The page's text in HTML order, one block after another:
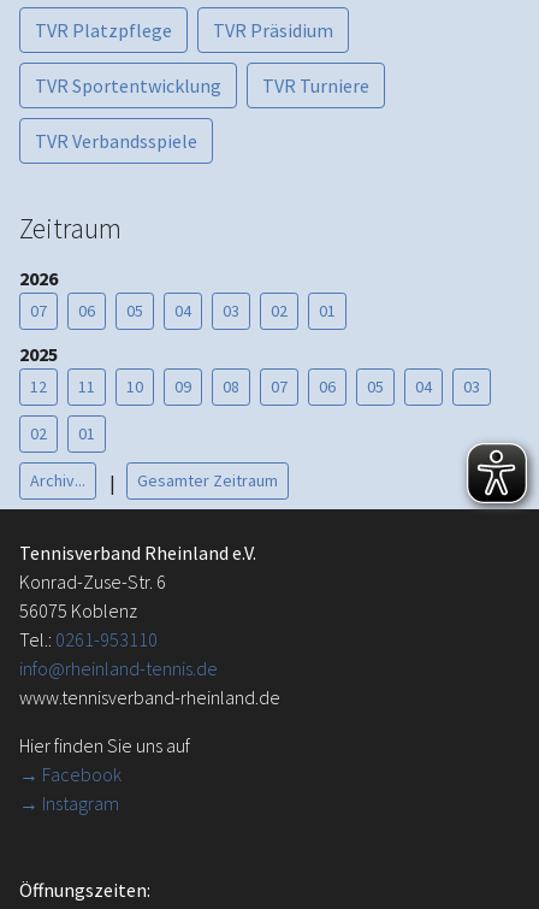
TVR Platzpflege TVR Präsidium
TVR Sportentwicklung TVR Turniere
TVR Verbandsspiele
Zeitraum
2026
07 06 05 04 03 02 01
2025
12 11 10 09 08 07 06 05 04 03
02 01
Archiv... | Gesamter Zeitraum
Tennisverband Rheinland e.V.
Konrad-Zuse-Str. 6
56075 Koblenz
Tel.: 0261-953110
info@rheinland-tennis.de
www.tennisverband-rheinland.de
Hier finden Sie uns auf
→ Facebook
→ Instagram
Öffnungszeiten: